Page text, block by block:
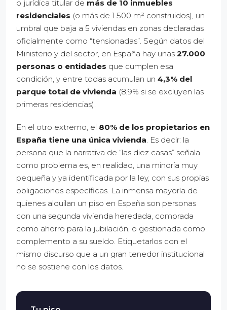
o jurídica titular de más de 10 inmuebles
residenciales (o más de 1.500 m² construidos), un
umbral que baja a 5 viviendas en zonas declaradas
oficialmente como “tensionadas”. Según datos del
Ministerio y del sector, en España hay unas 27.000
personas o entidades que cumplen esa
condición, y entre todas acumulan un 4,3% del
parque total de vivienda (8,9% si se excluyen las
primeras residencias).
En el otro extremo, el 80% de los propietarios en
España tiene una única vivienda . Es decir: la
persona que la narrativa de “las diez casas” señala
como problema es, en realidad, una minoría muy
pequeña y ya identificada por la ley, con sus propias
obligaciones específicas. La inmensa mayoría de
quienes alquilan un piso en España son personas
con una segunda vivienda heredada, comprada
como ahorro para la jubilación, o gestionada como
complemento a su sueldo. Etiquetarlos con el
mismo discurso que a un gran tenedor institucional
no se sostiene con los datos.